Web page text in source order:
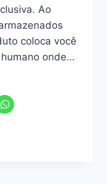
Ao
coloca você
onde…